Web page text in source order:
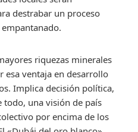
destrabar un proceso
riquezas minerales
esa ventaja en desarrollo
Implica decisión política,
todo, una visión de país
por encima de los